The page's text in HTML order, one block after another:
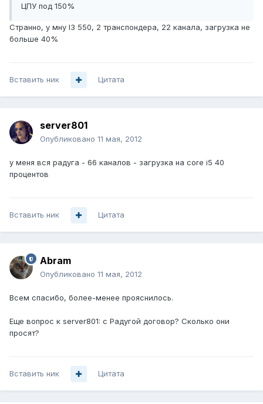
ЦПУ под 150%
Странно, у мну I3 550, 2 транспондера, 22 канала, загрузка не
больше 40%
Вставить ник Цитата
server801
Опубликовано 11 мая, 2012
у меня вся радуга - 66 каналов - загрузка на core i5 40
процентов
Вставить ник Цитата
Abram
Опубликовано 11 мая, 2012
Всем спасибо, более-менее прояснилось.
Еще вопрос к server801: с Радугой договор? Сколько они
просят?
Вставить ник Цитата